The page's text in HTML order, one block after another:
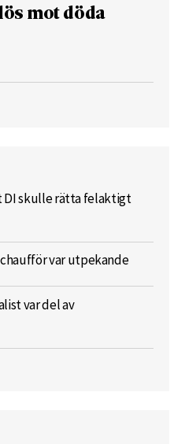
mot döda
DI skulle rätta felaktigt
var utpekande
var del av